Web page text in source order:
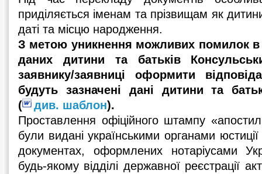
приділяється іменам та прізвищам як
даті та місцю народження.
З метою уникнення можливих помилок в
даних дитини та батьків
заявнику/заявниці оформити
будуть зазначені дані дитини та
(
див. шаблон).
Проставлення офіційного штампу
були видані українськими органами
документах, оформлених нотаріусами
будь-якому відділі державної реєстрації